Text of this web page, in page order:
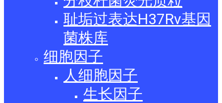
耻垢过表达H37Rv基因
菌株库
细胞因子
人细胞因子
生长因子